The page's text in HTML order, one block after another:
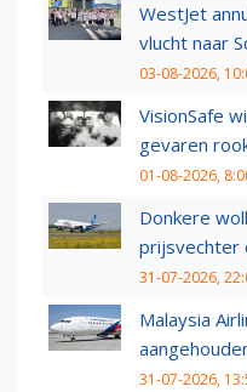
WestJet
vlucht naar
03-08-2026,
VisionSafe
gevaren
01-08-2026,
Donkere
prijsvechter
31-07-2026,
Malaysia
31-07-2026,